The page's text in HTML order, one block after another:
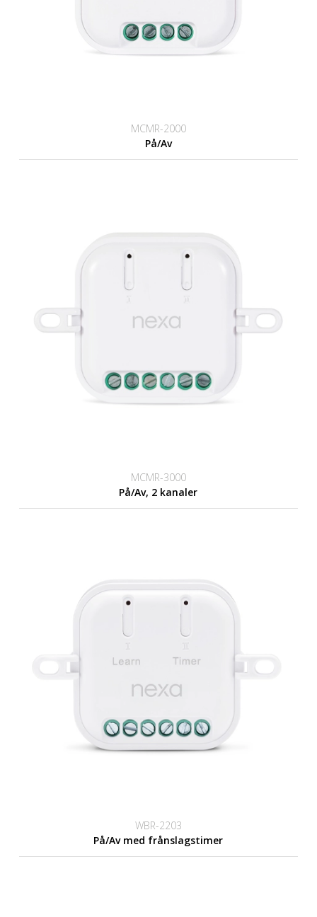
MCMR-2000
På/Av
MCMR-3000
På/Av, 2 kanaler
WBR-2203
På/Av med frånslagstimer